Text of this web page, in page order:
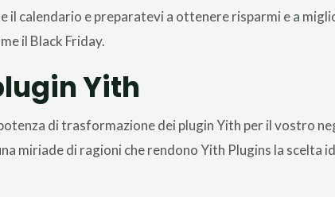
il calendario e preparatevi a ottenere risparmi e a
il Black Friday.
Yith
di trasformazione dei plugin Yith per il vostro
miriade di ragioni che rendono Yith Plugins la scelta